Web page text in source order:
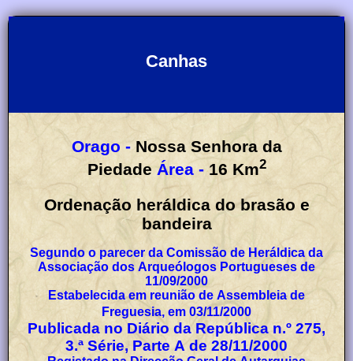
Canhas
Orago - Nossa Senhora da
Piedade Área - 16 Km2
Ordenação heráldica do brasão e
bandeira
Segundo o parecer da Comissão de Heráldica da
Associação dos Arqueólogos Portugueses de
11/09/2000
Estabelecida em reunião de Assembleia de
Freguesia, em 03/11/2000
Publicada no Diário da República n.º 275,
3.ª Série, Parte A de 28/11/2000